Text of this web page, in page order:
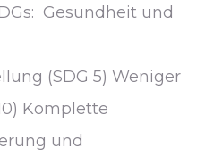
Gesundheit und
(SDG 5) Weniger
Komplette
und